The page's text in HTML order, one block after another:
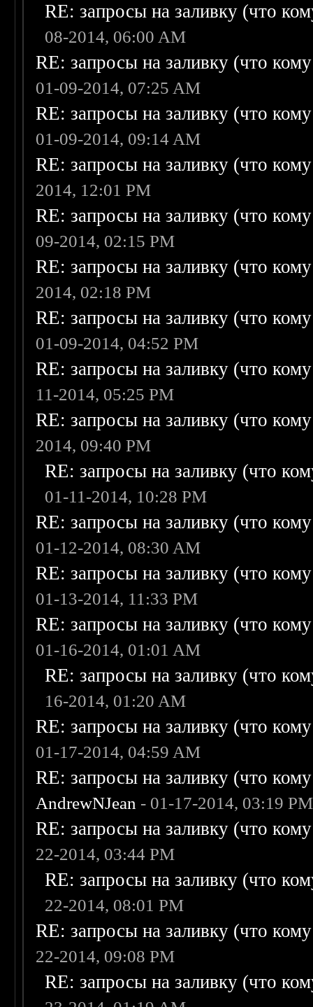
RE: запросы на заливку (что
08-2014, 06:00 AM
RE: запросы на заливку (что
01-09-2014, 07:25 AM
RE: запросы на заливку (что
01-09-2014, 09:14 AM
RE: запросы на заливку (что
2014, 12:01 PM
RE: запросы на заливку (что
09-2014, 02:15 PM
RE: запросы на заливку (что
2014, 02:18 PM
RE: запросы на заливку (что
01-09-2014, 04:52 PM
RE: запросы на заливку (что
11-2014, 05:25 PM
RE: запросы на заливку (что
2014, 09:40 PM
RE: запросы на заливку (что
01-11-2014, 10:28 PM
RE: запросы на заливку (что
01-12-2014, 08:30 AM
RE: запросы на заливку (что
01-13-2014, 11:33 PM
RE: запросы на заливку (что
01-16-2014, 01:01 AM
RE: запросы на заливку (что
16-2014, 01:20 AM
RE: запросы на заливку (что
01-17-2014, 04:59 AM
RE: запросы на заливку (что
AndrewNJean - 01-17-2014, 03:19 PM
RE: запросы на заливку (что
22-2014, 03:44 PM
RE: запросы на заливку (что
22-2014, 08:01 PM
RE: запросы на заливку (что
22-2014, 09:08 PM
RE: запросы на заливку (что